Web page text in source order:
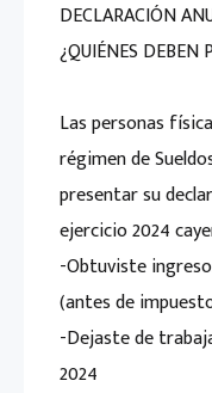
DECLARACIÓN
¿QUIÉNES DEBEN
Las personas
régimen de
presentar su
ejercicio 2024
-Obtuviste
(antes de
-Dejaste de
2024